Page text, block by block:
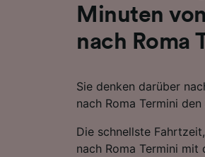
Minuten
nach Roma
Sie denken darüber
nach Roma Termini
Die schnellste
nach Roma Termini mit